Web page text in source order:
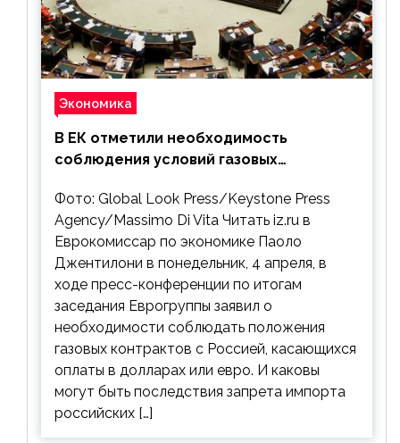
Экономика
В ЕК отметили необходимость
соблюдения условий газовых
Фото: Global Look Press/Keystone Press
Agency/Massimo Di Vita Читать iz.ru в
Еврокомиссар по экономике Паоло
Джентилони в понедельник, 4 апреля, в
ходе пресс-конференции по итогам
заседания Еврогруппы заявил о
необходимости соблюдать положения
газовых контрактов с Россией, касающихся
оплаты в долларах или евро. И каковы
могут быть последствия запрета импорта
российских […]